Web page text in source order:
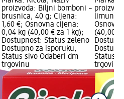
proizvoda: Biljni bomboni –
brusnica, 40 g; Cijena:
1,60 €; Osnovna cijena:
0,04 kg (40,00 € za 1 kg);
Dostupnost: Status zeleno
Dostupno za isporuku,
Status sivo Odaberi dm
trgovinu
limun,
(40,00 €
Status
trgovinu